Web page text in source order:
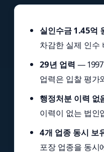
실인수금 1.45억
차감한 실제 인수
29년 업력 —
업력은 입찰 평가
행정처분 이력 없
이력이 없는 법인
4개 업종 동시 보
포장 업종을 동시